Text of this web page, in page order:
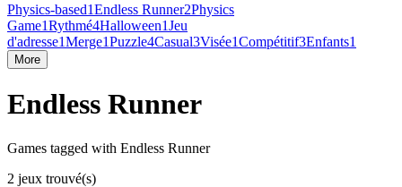
Physics-based1Endless Runner2Physics
Game1Rythmé4Halloween1Jeu
d'adresse1Merge1Puzzle4Casual3Visée1Compétitif3Enfants1
More
Endless Runner
Games tagged with Endless Runner
2 jeux trouvé(s)